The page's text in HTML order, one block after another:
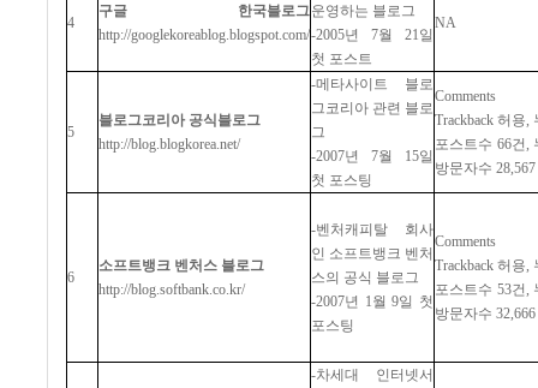
4
구글
한국블로그
http://googlekoreablog.blogspot.com/
운영하는 블로그
-2005년 7월 21 일
첫 포스트
NA
5
블로그코리아 공식블로그
http://blog.blogkorea.net/
-메타사이트
블로
그코리아 관련 블로
그
-2007년 7월 15일
첫 포스팅
Trackback 허용
포스트수 66건
방문자수 28,567
6
소프트뱅크 벤처스 블로그
http://blog.softbank.co.kr/
-벤처캐피탈
회사
인 소프트뱅크 벤처
스의 공식 블로그
-2007년 1 월 9일 첫
포스팅
Trackback 허용
포스트수 53건
방문자수 32,666
-차세대
인터넷서